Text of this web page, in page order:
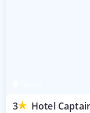
3 Hotel